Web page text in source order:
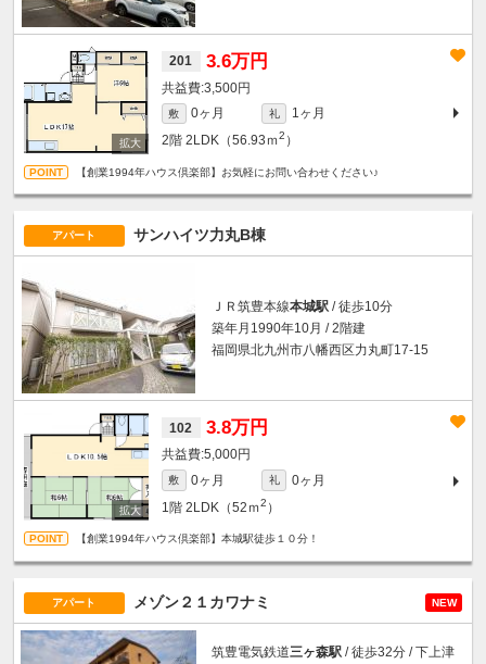
201 3.6万円
3,500円
敷 0ヶ月 礼
1ヶ月
2階 2LDK（56.93ｍ2 ）
【創業1994年ハウス倶楽部】お気軽にお問い合わせください♪
アパート サンハイツ力丸B棟
ＪＲ筑豊本線本城駅 / 徒歩10分
築年月1990年10月 / 2階建
福岡県北九州市八幡西区力丸町17-15
102 3.8万円
5,000円
敷 0ヶ月 礼
0ヶ月
1階 2LDK（52ｍ2 ）
【創業1994年ハウス倶楽部】本城駅徒歩１０分！
アパート メゾン２１カワナミ NEW
筑豊電気鉄道三ヶ森駅 / 徒歩32分 / 下上津